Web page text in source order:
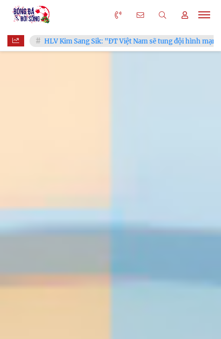
HLV Kim Sang Sik: "ĐT Việt Nam sẽ tung đội hình mạnh nhất trước